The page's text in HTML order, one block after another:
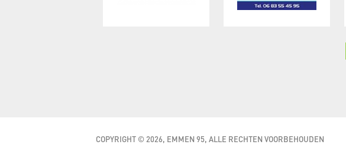
COPYRIGHT © 2026, EMMEN 95, ALLE RECHTEN VOORBEHOUDEN